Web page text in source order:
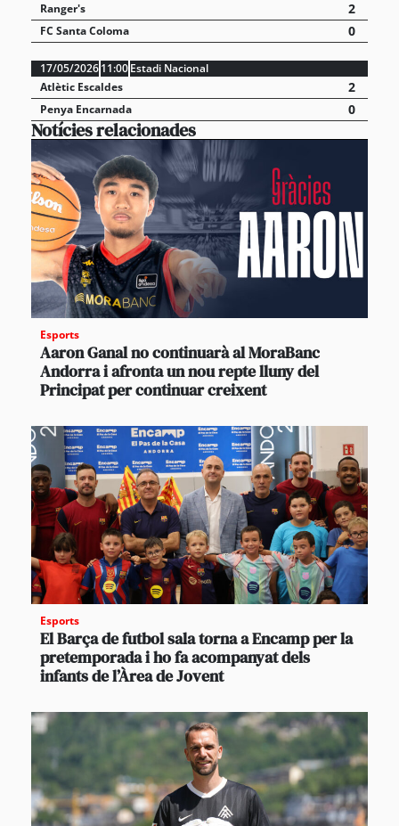
Ranger's 2
FC Santa Coloma 0
17/05/202611:00Estadi Nacional
Atlètic Escaldes
2
Penya Encarnada 0
Notícies relacionades
Esports
Aaron Ganal no continuarà al MoraBanc
Andorra i afronta un nou repte lluny del
Principat per continuar creixent
Esports
El Barça de futbol sala torna a Encamp per la
pretemporada i ho fa acompanyat dels
infants de l’Àrea de Jovent